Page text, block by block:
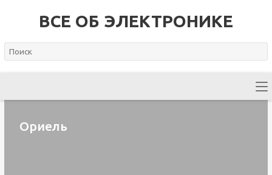
ВСЕ ОБ ЭЛЕКТРОНИКЕ
Ориель